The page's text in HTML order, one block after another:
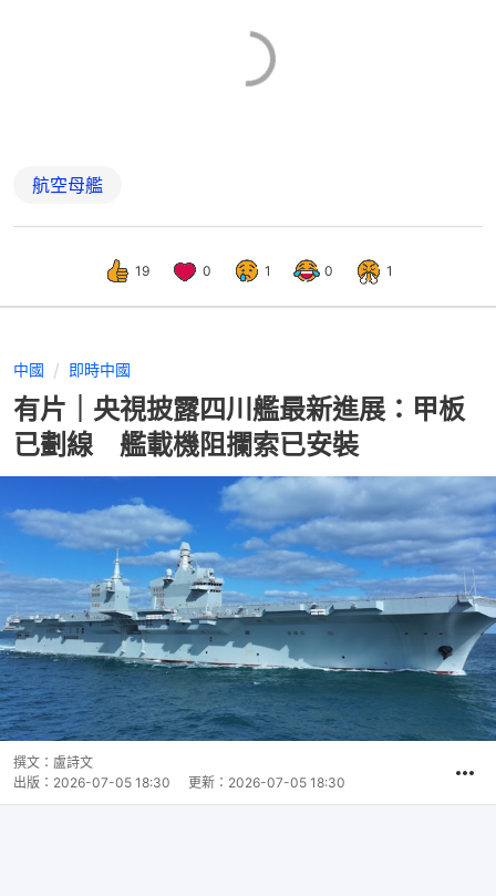
航空母艦
19 0 1 0 1
中國 即時中國
有片｜央視披露四川艦最新進展：甲板
已劃線 艦載機阻攔索已安裝
撰文： 盧詩文
出版： 2026-07-05 18:30 更新： 2026-07-05 18:30